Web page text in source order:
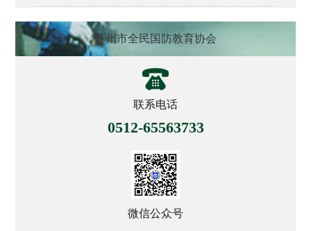
苏州市全民国防教育协会
联系电话
0512-65563733
微信公众号